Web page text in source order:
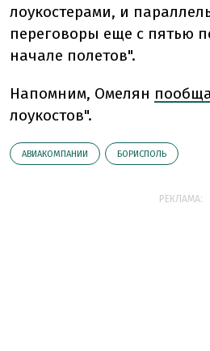
лоукостерами, и
переговоры еще с пятью
начале полетов".
Напомним, Омелян
лоукостов".
АВИАКОМПАНИИ БОРИСПОЛЬ
РЕКЛАМА: